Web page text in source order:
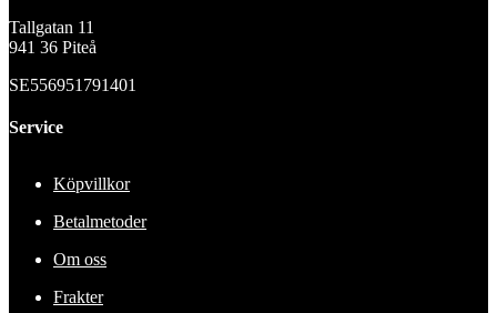
Tallgatan 11
941 36 Piteå
SE556951791401
Service
Köpvillkor
Betalmetoder
Om oss
Frakter